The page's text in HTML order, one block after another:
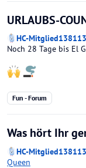
URLAUBS-
HC-Mitglied138113
Noch 28 Tage bis El
Fun - Forum
Was hört Ihr
HC-Mitglied138113
Queen